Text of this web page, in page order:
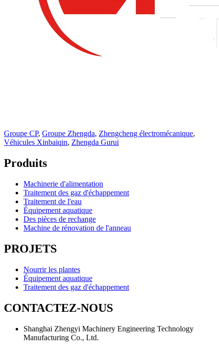
Groupe CP, Groupe Zhengda, Zhengcheng électromécanique,
Véhicules Xinbaiqin, Zhengda Gurui
Produits
Machinerie d'alimentation
Traitement des gaz d'échappement
Traitement de l'eau
Équipement aquatique
Des pièces de rechange
Machine de rénovation de l'anneau
PROJETS
Nourrir les plantes
Équipement aquatique
Traitement des gaz d'échappement
CONTACTEZ-NOUS
Shanghai Zhengyi Machinery Engineering Technology
Manufacturing Co., Ltd.